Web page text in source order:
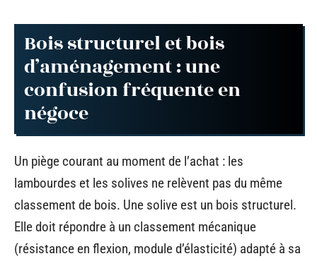
Bois structurel et bois
d’aménagement : une
confusion fréquente en
négoce
Un piège courant au moment de l’achat : les
lambourdes et les solives ne relèvent pas du même
classement de bois. Une solive est un bois structurel.
Elle doit répondre à un classement mécanique
(résistance en flexion, module d’élasticité) adapté à sa